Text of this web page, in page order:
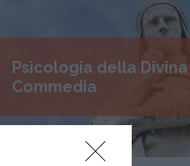
Psicologia della Divina
Commedia